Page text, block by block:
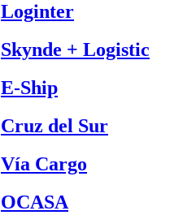
Loginter
Skynde + Logistic
E-Ship
Cruz del Sur
Vía Cargo
OCASA